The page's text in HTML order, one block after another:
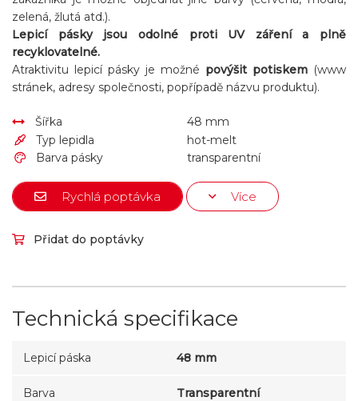
zelená, žlutá atd.).
Lepicí pásky jsou odolné proti UV záření a plně
recyklovatelné.
Atraktivitu lepicí pásky je možné povýšit potiskem (www
stránek, adresy společnosti, popřípadě názvu produktu).
Šířka
48 mm
Typ lepidla
hot-melt
Barva pásky
transparentní
Rychlá poptávka Více
Přidat do poptávky
Technická specifikace
Lepicí páska 48 mm
Barva Transparentní